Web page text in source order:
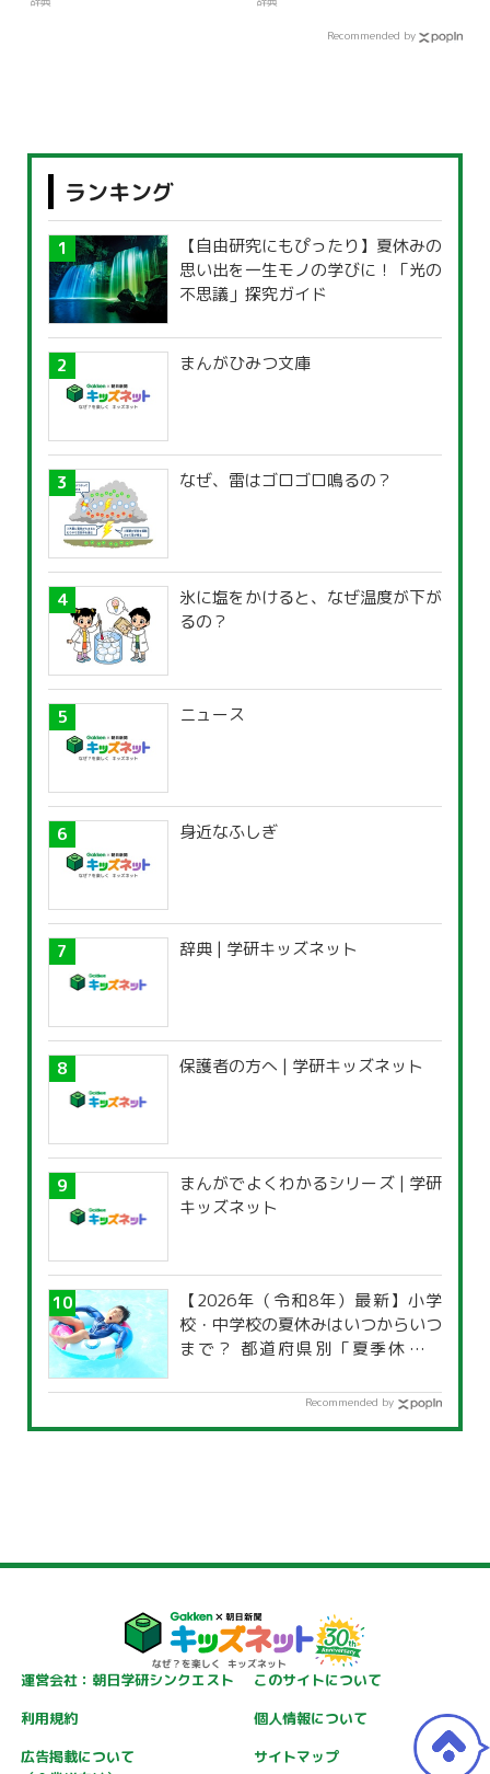
Recommended by
ランキング
【自由研究にもぴったり】夏休みの
思い出を一生モノの学びに！「光の
不思議」探究ガイド
まんがひみつ文庫
なぜ、雷はゴロゴロ鳴るの？
氷に塩をかけると、なぜ温度が下が
るの？
ニュース
身近なふしぎ
辞典 | 学研キッズネット
保護者の方へ | 学研キッズネット
まんがでよくわかるシリーズ | 学研
キッズネット
【2026年（令和8年）最新】小学
校・中学校の夏休みはいつからいつ
まで？ 都道府県別「夏季休暇一
Recommended by
運営会社：朝日学研シンクエスト
このサイトについて
利用規約
個人情報について
広告掲載について
サイトマップ